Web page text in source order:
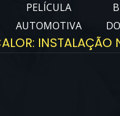
PELÍCULA
AUTOMOTIVA